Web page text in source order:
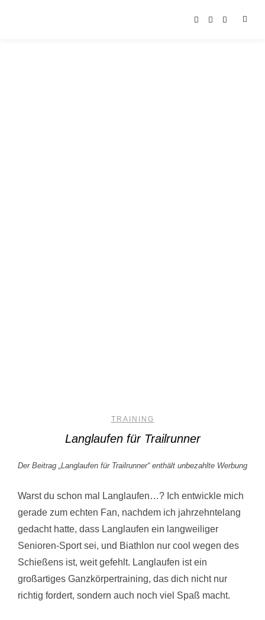
TRAINING
Langlaufen für Trailrunner
Der Beitrag „Langlaufen für Trailrunner“ enthält unbezahlte Werbung
Warst du schon mal Langlaufen…? Ich entwickle mich
gerade zum echten Fan, nachdem ich jahrzehntelang
gedacht hatte, dass Langlaufen ein langweiliger
Senioren-Sport sei, und Biathlon nur cool wegen des
Schießens ist, weit gefehlt. Langlaufen ist ein
großartiges Ganzkörpertraining, das dich nicht nur
richtig fordert, sondern auch noch viel Spaß macht.